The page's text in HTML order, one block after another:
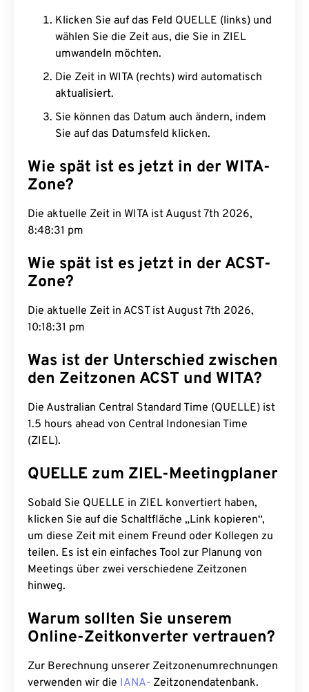
Klicken Sie auf das Feld QUELLE (links) und
wählen Sie die Zeit aus, die Sie in ZIEL
umwandeln möchten.
Die Zeit in WITA (rechts) wird automatisch
aktualisiert.
Sie können das Datum auch ändern, indem
Sie auf das Datumsfeld klicken.
Wie spät ist es jetzt in der WITA-
Zone?
Die aktuelle Zeit in WITA ist August 7th 2026,
8:48:32 pm
Wie spät ist es jetzt in der ACST-
Zone?
Die aktuelle Zeit in ACST ist August 7th 2026,
10:18:32 pm
Was ist der Unterschied zwischen
den Zeitzonen ACST und WITA?
Die Australian Central Standard Time (QUELLE) ist
1.5 hours ahead von Central Indonesian Time
(ZIEL).
QUELLE zum ZIEL-Meetingplaner
Sobald Sie QUELLE in ZIEL konvertiert haben,
klicken Sie auf die Schaltfläche „Link kopieren“,
um diese Zeit mit einem Freund oder Kollegen zu
teilen. Es ist ein einfaches Tool zur Planung von
Meetings über zwei verschiedene Zeitzonen
hinweg.
Warum sollten Sie unserem
Online-Zeitkonverter vertrauen?
Zur Berechnung unserer Zeitzonenumrechnungen
verwenden wir die IANA- Zeitzonendatenbank.